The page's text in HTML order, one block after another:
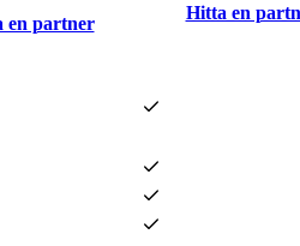
en partner
Hitta en